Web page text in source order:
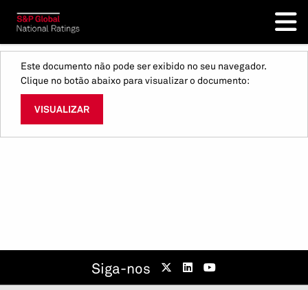
Este documento não pode ser exibido no seu navegador.
Clique no botão abaixo para visualizar o documento:
VISUALIZAR
Siga-nos